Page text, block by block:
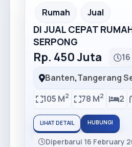
Recommended
Rumah Jual
DI JUAL CEPAT
SERPONG
Rp. 450 Juta
Banten,Tangerang
105 M2 78 M2 2
LIHAT DETAIL HUBUNGI
Diperbarui 16 February